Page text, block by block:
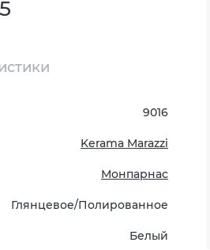
9016
Kerama Marazzi
Монпарнас
Глянцевое/Полированное
Белый